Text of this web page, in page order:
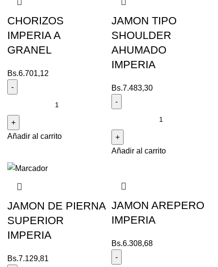
CHORIZOS
IMPERIA A
GRANEL
Bs.6.701,12
Añadir al carrito
JAMON TIPO
SHOULDER
AHUMADO
IMPERIA
Bs.7.483,30
Añadir al carrito
JAMON DE PIERNA
SUPERIOR
IMPERIA
Bs.7.129,81
JAMON AREPERO
IMPERIA
Bs.6.308,68